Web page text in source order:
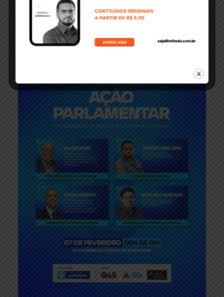
Mais informações podem ser obtidas pelos
telefones (71) 99201-5801 e (73) 99198-2680.
O evento conta com o apoio da Câmara de